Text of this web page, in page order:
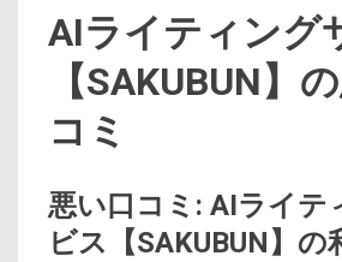
AIライティング
【SAKUBUN】
コミ
悪い口コミ: AIライテ
ビス【SAKUBUN】の